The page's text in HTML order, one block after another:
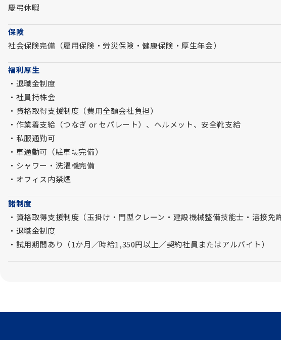
慶弔休暇
保険
社会保険完備（雇用保険・労災保険・健康保険・厚生年金）
福利厚生
・退職金制度
・社員持株会
・資格取得支援制度（費用全額会社負担）
・作業着支給（つなぎ or セパレート）、ヘルメット、安全靴支給
・私服通勤可
・車通勤可（駐車場完備）
・シャワー・洗濯機完備
・オフィス内禁煙
諸制度
・資格取得支援制度（玉掛け・門型クレーン・建設機械整備技能士・溶接免
・退職金制度
・試用期間あり（1か月／時給1,350円以上／契約社員またはアルバイト）